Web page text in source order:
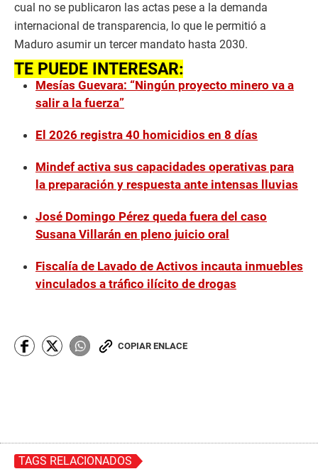
cual no se publicaron las actas pese a la demanda
internacional de transparencia, lo que le permitió a
Maduro asumir un tercer mandato hasta 2030.
TE PUEDE INTERESAR:
Mesías Guevara: “Ningún proyecto minero va a
salir a la fuerza”
El 2026 registra 40 homicidios en 8 días
Mindef activa sus capacidades operativas para
la preparación y respuesta ante intensas lluvias
José Domingo Pérez queda fuera del caso
Susana Villarán en pleno juicio oral
Fiscalía de Lavado de Activos incauta inmuebles
vinculados a tráfico ilícito de drogas
COPIAR ENLACE
TAGS RELACIONADOS